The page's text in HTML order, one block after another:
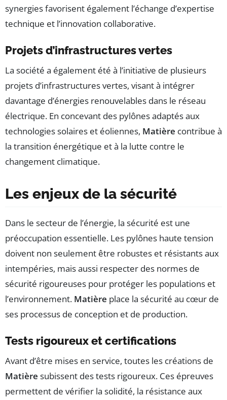
synergies favorisent également l’échange d’expertise
technique et l’innovation collaborative.
Projets d’infrastructures vertes
La société a également été à l’initiative de plusieurs
projets d’infrastructures vertes, visant à intégrer
davantage d’énergies renouvelables dans le réseau
électrique. En concevant des pylônes adaptés aux
technologies solaires et éoliennes, Matière contribue à
la transition énergétique et à la lutte contre le
changement climatique.
Les enjeux de la sécurité
Dans le secteur de l’énergie, la sécurité est une
préoccupation essentielle. Les pylônes haute tension
doivent non seulement être robustes et résistants aux
intempéries, mais aussi respecter des normes de
sécurité rigoureuses pour protéger les populations et
l’environnement. Matière place la sécurité au cœur de
ses processus de conception et de production.
Tests rigoureux et certifications
Avant d’être mises en service, toutes les créations de
Matière subissent des tests rigoureux. Ces épreuves
permettent de vérifier la solidité, la résistance aux